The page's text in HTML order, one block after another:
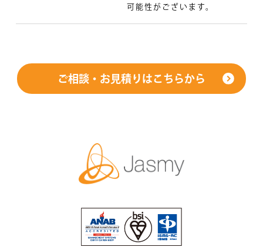
可能性がございます。
ご相談・お見積りはこちらから